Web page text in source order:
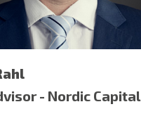
- Nordic Capital